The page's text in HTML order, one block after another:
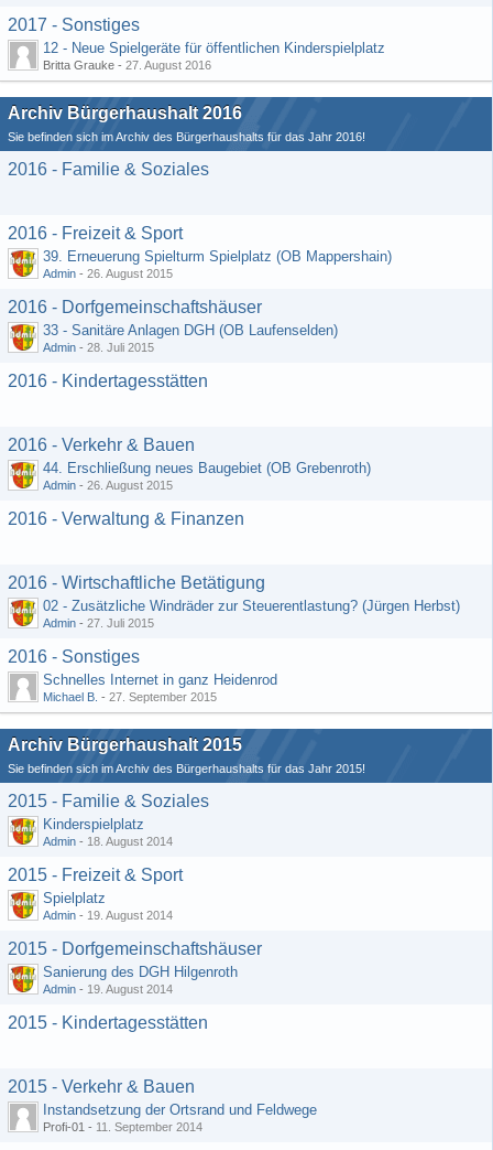
2017 - Sonstiges
12 - Neue Spielgeräte für öffentlichen Kinderspielplatz
Britta Grauke - 27. August 2016
Archiv Bürgerhaushalt 2016
Sie befinden sich im Archiv des Bürgerhaushalts für das Jahr 2016!
2016 - Familie & Soziales
2016 - Freizeit & Sport
39. Erneuerung Spielturm Spielplatz (OB Mappershain)
Admin - 26. August 2015
2016 - Dorfgemeinschaftshäuser
33 - Sanitäre Anlagen DGH (OB Laufenselden)
Admin - 28. Juli 2015
2016 - Kindertagesstätten
2016 - Verkehr & Bauen
44. Erschließung neues Baugebiet (OB Grebenroth)
Admin - 26. August 2015
2016 - Verwaltung & Finanzen
2016 - Wirtschaftliche Betätigung
02 - Zusätzliche Windräder zur Steuerentlastung? (Jürgen Herbst)
Admin - 27. Juli 2015
2016 - Sonstiges
Schnelles Internet in ganz Heidenrod
Michael B. - 27. September 2015
Archiv Bürgerhaushalt 2015
Sie befinden sich im Archiv des Bürgerhaushalts für das Jahr 2015!
2015 - Familie & Soziales
Kinderspielplatz
Admin - 18. August 2014
2015 - Freizeit & Sport
Spielplatz
Admin - 19. August 2014
2015 - Dorfgemeinschaftshäuser
Sanierung des DGH Hilgenroth
Admin - 19. August 2014
2015 - Kindertagesstätten
2015 - Verkehr & Bauen
Instandsetzung der Ortsrand und Feldwege
Profi-01 - 11. September 2014